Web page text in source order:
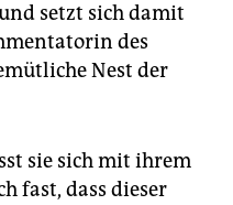
setzt sich damit
des
Nest der
sie sich mit ihrem
fast, dass dieser